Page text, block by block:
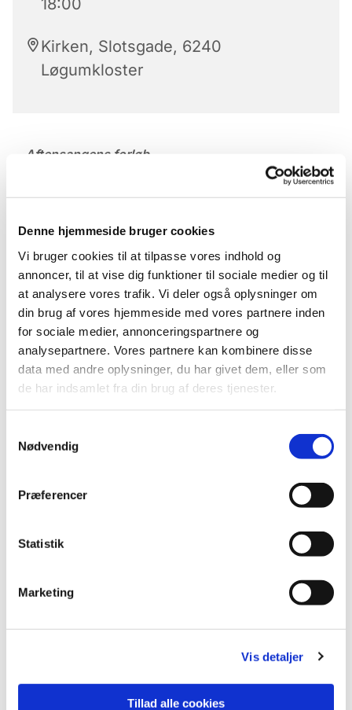
Denne hjemmeside bruger cookies
Vi bruger cookies til at tilpasse vores indhold og
annoncer, til at vise dig funktioner til sociale medier og til
at analysere vores trafik. Vi deler også oplysninger om
din brug af vores hjemmeside med vores partnere inden
for sociale medier, annonceringspartnere og
analysepartnere. Vores partnere kan kombinere disse
data med andre oplysninger, du har givet dem, eller som
de har indsamlet fra din brug af deres tjenester.
Nødvendig
Præferencer
Statistik
Marketing
Vis detaljer
Tillad alle cookies
Kirken, Slotsgade, 6240
Løgumkloster
Aftensangens forløb
Der er aftensang mandag til lørdag kl. 17.30 – 18 i
Aftensangens forløb (med undtagelse af onsdag)
Præludium
1. salme
Læsning og bøn
2. salme
Velsignelse